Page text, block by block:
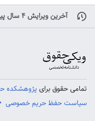
آخرین ویرایش ۴ سال پیش
تمامی حقوق برای پژوهشکده
سیاست حفظ حریم خصوصی